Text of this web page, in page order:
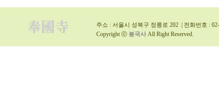
주소 : 서울시 성북구 정릉로 202 | 전화번호 :
Copyright ⓒ 봉국사 All Right Reserved.